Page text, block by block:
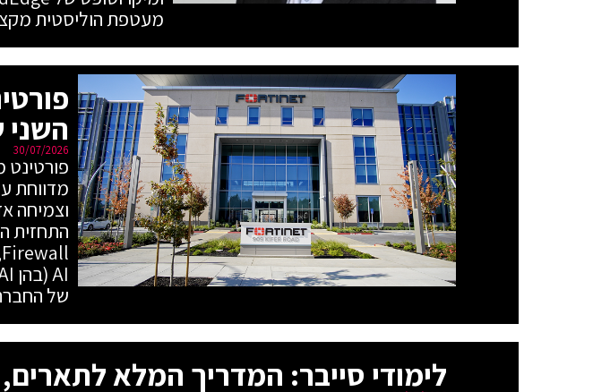
מעטפת הוליסטית
השני של
30/07/2026
של
לימודי סייבר: המדריך המלא לתארים,